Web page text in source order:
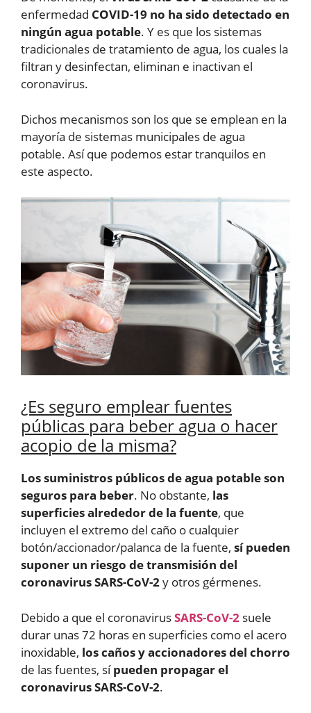
enfermedad COVID-19 no ha sido detectado en
ningún agua potable. Y es que los sistemas
tradicionales de tratamiento de agua, los cuales la
filtran y desinfectan, eliminan e inactivan el
coronavirus.
Dichos mecanismos son los que se emplean en la
mayoría de sistemas municipales de agua
potable. Así que podemos estar tranquilos en
este aspecto.
¿Es seguro emplear fuentes
públicas para beber agua o hacer
acopio de la misma?
Los suministros públicos de agua potable son
seguros para beber. No obstante, las
superficies alrededor de la fuente, que
incluyen el extremo del caño o cualquier
botón/accionador/palanca de la fuente, sí pueden
suponer un riesgo de transmisión del
coronavirus SARS-CoV-2y otros gérmenes.
Debido a que el coronavirusSARS-CoV-2 suele
durar unas 72 horas en superficies como el acero
inoxidable, los caños y accionadores del chorro
de las fuentes, sípueden propagar el
coronavirus SARS-CoV-2.